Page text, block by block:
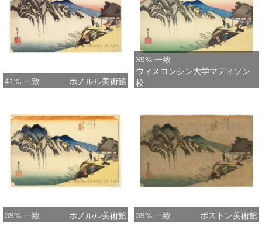
41% 一致 ホノルル美術館
39% 一致
ウィスコンシン大学マディソン
校
39% 一致 ホノルル美術館 39% 一致 ボストン美術館